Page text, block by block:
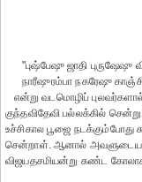
"புஷ்பேஷு ஜாதி புருஷேஷு
நாரீஷுரம்பா நகரேஷு
என்று வடமொழிப்
குந்தவிதேவி பல்லக்கில்
உச்சிகால பூஜை
சென்றாள். ஆனால் அவளுடைய
விஜயதசமியன்று கண்ட